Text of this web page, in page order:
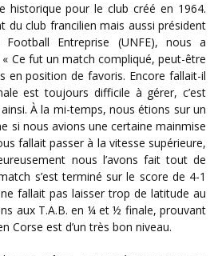
du club francilien mais aussi président
Entreprise (UNFE), nous a
Ce fut un match compliqué, peut-être
en position de favoris. Encore fallait-il
est toujours difficile à gérer, c’est
À la mi-temps, nous étions sur un
si nous avions une certaine mainmise
fallait passer à la vitesse supérieure,
nous l’avons fait tout de
s’est terminé sur le score de 4-1
fallait pas laisser trop de latitude au
aux T.A.B. en ¼ et ½ finale, prouvant
Corse est d’un très bon niveau.